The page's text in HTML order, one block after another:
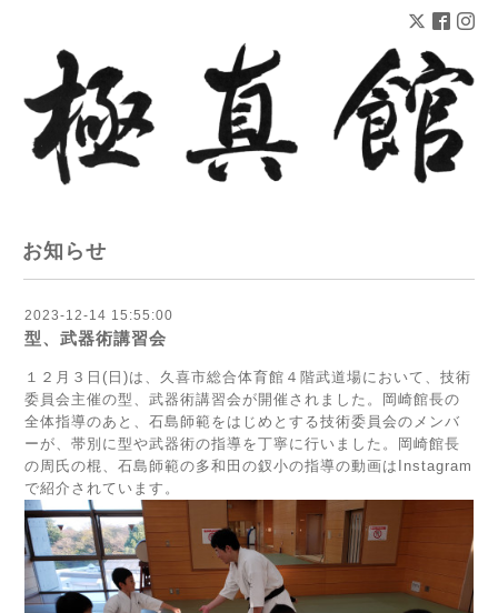
お知らせ
2023-12-14 15:55:00
型、武器術講習会
１２月３日(日)は、久喜市総合体育館４階武道場において、技術
委員会主催の型、武器術講習会が開催されました。岡崎館長の
全体指導のあと、石島師範をはじめとする技術委員会のメンバ
ーが、帯別に型や武器術の指導を丁寧に行いました。岡崎館長
の周氏の棍、石島師範の多和田の釵小の指導の動画はInstagram
で紹介されています。